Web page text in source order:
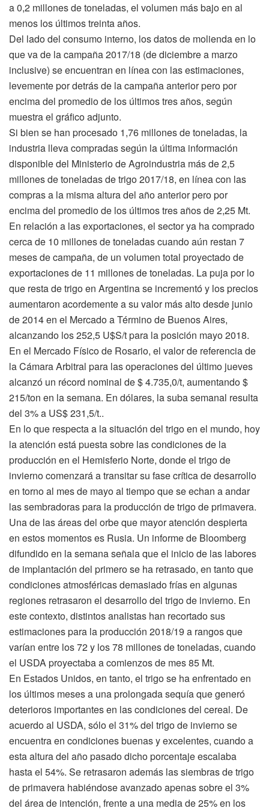
a 0,2 millones de toneladas, el volumen más bajo en al
menos los últimos treinta años.
Del lado del consumo interno, los datos de molienda en lo
que va de la campaña 2017/18 (de diciembre a marzo
inclusive) se encuentran en línea con las estimaciones,
levemente por detrás de la campaña anterior pero por
encima del promedio de los últimos tres años, según
muestra el gráfico adjunto.
Si bien se han procesado 1,76 millones de toneladas, la
industria lleva compradas según la última información
disponible del Ministerio de Agroindustria más de 2,5
millones de toneladas de trigo 2017/18, en línea con las
compras a la misma altura del año anterior pero por
encima del promedio de los últimos tres años de 2,25 Mt.
En relación a las exportaciones, el sector ya ha comprado
cerca de 10 millones de toneladas cuando aún restan 7
meses de campaña, de un volumen total proyectado de
exportaciones de 11 millones de toneladas. La puja por lo
que resta de trigo en Argentina se incrementó y los precios
aumentaron acordemente a su valor más alto desde junio
de 2014 en el Mercado a Término de Buenos Aires,
alcanzando los 252,5 U$S/t para la posición mayo 2018.
En el Mercado Físico de Rosario, el valor de referencia de
la Cámara Arbitral para las operaciones del último jueves
alcanzó un récord nominal de $ 4.735,0/t, aumentando $
215/ton en la semana. En dólares, la suba semanal resulta
del 3% a US$ 231,5/t..
En lo que respecta a la situación del trigo en el mundo, hoy
la atención está puesta sobre las condiciones de la
producción en el Hemisferio Norte, donde el trigo de
invierno comenzará a transitar su fase crítica de desarrollo
en torno al mes de mayo al tiempo que se echan a andar
las sembradoras para la producción de trigo de primavera.
Una de las áreas del orbe que mayor atención despierta
en estos momentos es Rusia. Un informe de Bloomberg
difundido en la semana señala que el inicio de las labores
de implantación del primero se ha retrasado, en tanto que
condiciones atmosféricas demasiado frías en algunas
regiones retrasaron el desarrollo del trigo de invierno. En
este contexto, distintos analistas han recortado sus
estimaciones para la producción 2018/19 a rangos que
varían entre los 72 y los 78 millones de toneladas, cuando
el USDA proyectaba a comienzos de mes 85 Mt.
En Estados Unidos, en tanto, el trigo se ha enfrentado en
los últimos meses a una prolongada sequía que generó
deterioros importantes en las condiciones del cereal. De
acuerdo al USDA, sólo el 31% del trigo de invierno se
encuentra en condiciones buenas y excelentes, cuando a
esta altura del año pasado dicho porcentaje escalaba
hasta el 54%. Se retrasaron además las siembras de trigo
de primavera habiéndose avanzado apenas sobre el 3%
del área de intención, frente a una media de 25% en los